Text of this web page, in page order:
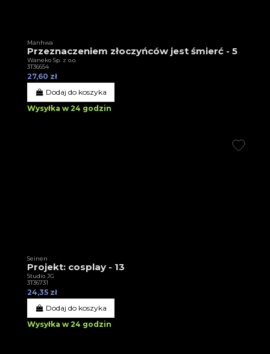
Manhwa
Przeznaczeniem złoczyńców jest śmierć - 5
Waneko Sp. z o.o.
3T36654
27,60 zł
Dodaj do koszyka
Wysyłka w 24 godzin
Seinen
Projekt: cosplay - 13
Studio JG
3T36731
24,35 zł
Dodaj do koszyka
Wysyłka w 24 godzin